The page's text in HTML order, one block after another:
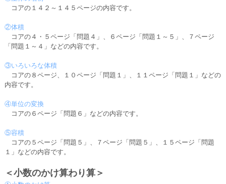
コアの１４２～１４５ページの内容です。
②体積
コアの４・５ページ「問題４」、６ページ「問題１～５」、７ページ
「問題１～４」などの内容です。
③いろいろな体積
コアの８ページ、１０ページ「問題１」、１１ページ「問題１」などの
内容です。
④単位の変換
コアの６ページ「問題６」などの内容です。
⑤容積
コアの５ページ「問題５」、７ページ「問題５」、１５ページ「問題
１」などの内容です。
＜小数のかけ算わり算＞